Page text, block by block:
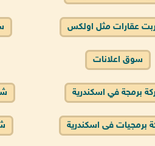
عقارات مثل اولكس
سوق اعلانات
برمجة في اسكندرية
برمجيات فى اسكندرية